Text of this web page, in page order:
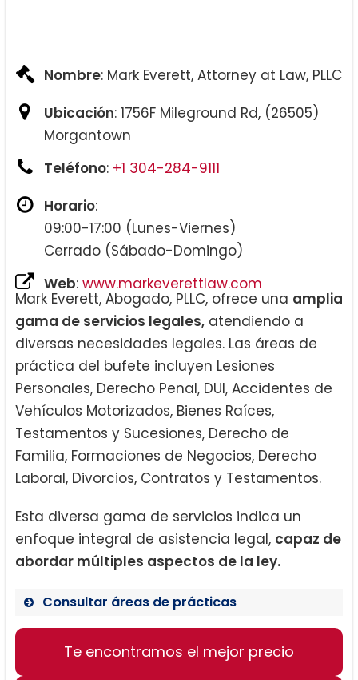
Nombre: Mark Everett, Attorney at Law, PLLC
Ubicación: 1756F Mileground Rd, (26505)
Morgantown
Teléfono: +1 304-284-9111
Horario:
09:00-17:00 (Lunes-Viernes)
Cerrado (Sábado-Domingo)
Web: www.markeverettlaw.com
Mark Everett, Abogado, PLLC, ofrece una amplia
gama de servicios legales, atendiendo a
diversas necesidades legales. Las áreas de
práctica del bufete incluyen Lesiones
Personales, Derecho Penal, DUI, Accidentes de
Vehículos Motorizados, Bienes Raíces,
Testamentos y Sucesiones, Derecho de
Familia, Formaciones de Negocios, Derecho
Laboral, Divorcios, Contratos y Testamentos.
Esta diversa gama de servicios indica un
enfoque integral de asistencia legal, capaz de
abordar múltiples aspectos de la ley.
Consultar áreas de prácticas
Lesiones Personales
Te encontramos el mejor precio